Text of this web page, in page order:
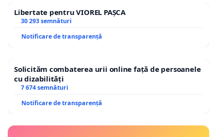
Libertate pentru VIOREL PAȘCA
30 293 semnături
Notificare de transparență
Solicităm combaterea urii online față de persoanele
cu dizabilități
7 674 semnături
Notificare de transparență